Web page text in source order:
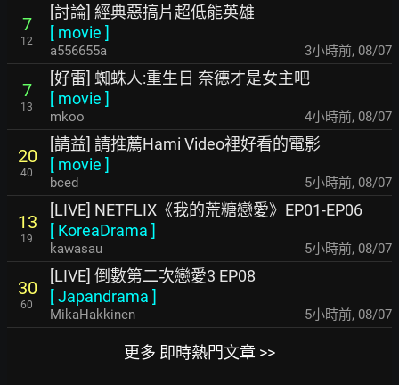
7
12
[討論] 經典惡搞片超低能英雄
[ movie ]
a556655a 3小時前, 08/07
7
13
[好雷] 蜘蛛人:重生日 奈德才是女主吧
[ movie ]
mkoo 4小時前, 08/07
20
40
[請益] 請推薦Hami Video裡好看的電影
[ movie ]
bced 5小時前, 08/07
13
19
[LIVE] NETFLIX《我的荒糖戀愛》EP01-EP06
[ KoreaDrama ]
kawasau 5小時前, 08/07
30
60
[LIVE] 倒數第二次戀愛3 EP08
[Japandrama ]
MikaHakkinen 5小時前, 08/07
更多 即時熱門文章 >>